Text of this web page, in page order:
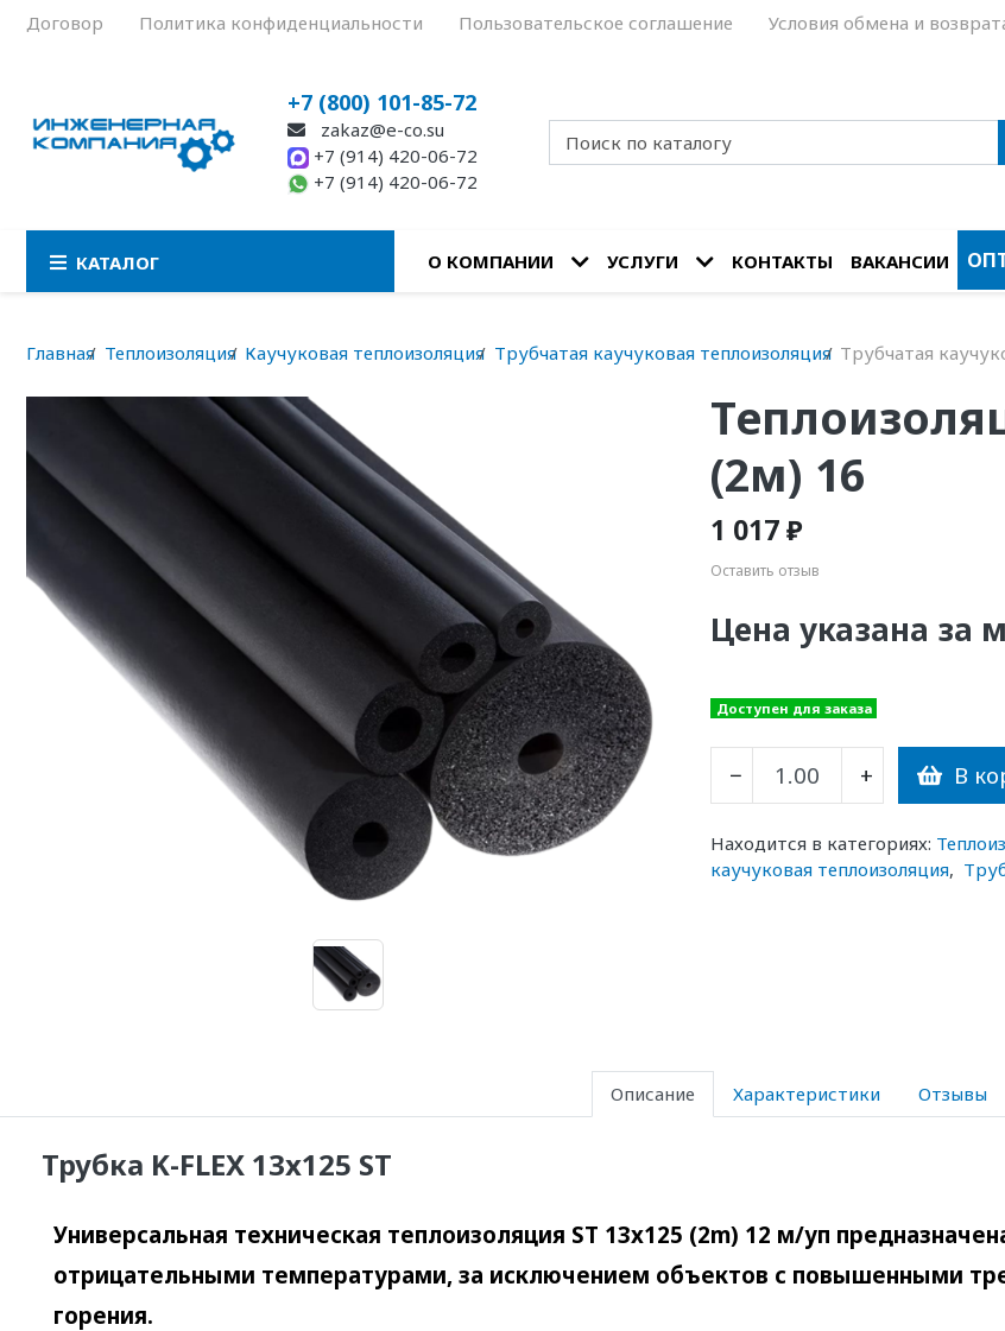
Договор Политика конфиденциальности Пользовательское соглашение Условия обмена и
+7 (800) 101-85-72
zakaz@e-co.su
+7 (914) 420-06-72
+7 (914) 420-06-72
КАТАЛОГ О КОМПАНИИ УСЛУГИ КОНТАКТЫ ВАКАНСИИ
Главная Теплоизоляция Каучуковая теплоизоляция Трубчатая каучуковая теплоизоляция Трубчатая
(2м) 16
1 017 ₽
Оставить отзыв
Цена указана за
Доступен для заказа
− + В
Находится в категориях:
каучуковая теплоизоляция,
Описание Характеристики Отзывы
Трубка K-FLEX 13x125 ST
Универсальная техническая теплоизоляция ST 13x125 (2m) 12 м/уп
отрицательными температурами, за исключением объектов с повышенными
горения.